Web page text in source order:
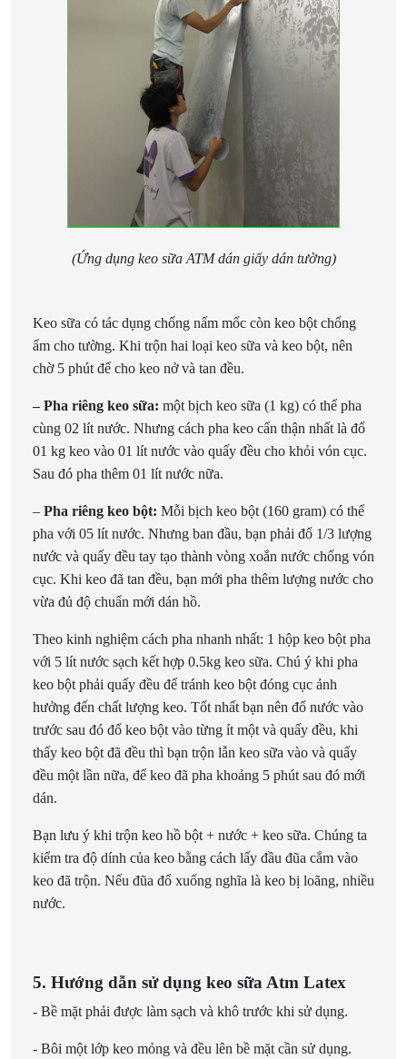
(Ứng dụng keo sữa ATM dán giấy dán tường)
Keo sữa có tác dụng chống nấm mốc còn keo bột chống
ẩm cho tường. Khi trộn hai loại keo sữa và keo bột, nên
chờ 5 phút để cho keo nở và tan đều.
– Pha riêng keo sữa: một bịch keo sữa (1 kg) có thể pha
cùng 02 lít nước. Nhưng cách pha keo cẩn thận nhất là đổ
01 kg keo vào 01 lít nước vào quấy đều cho khỏi vón cục.
Sau đó pha thêm 01 lít nước nữa.
– Pha riêng keo bột: Mỗi bịch keo bột (160 gram) có thể
pha với 05 lít nước. Nhưng ban đầu, bạn phải đổ 1/3 lượng
nước và quấy đều tay tạo thành vòng xoắn nước chống vón
cục. Khi keo đã tan đều, bạn mới pha thêm lượng nước cho
vừa đủ độ chuẩn mới dán hồ.
Theo kinh nghiệm cách pha nhanh nhất: 1 hộp keo bột pha
với 5 lít nước sạch kết hợp 0.5kg keo sữa. Chú ý khi pha
keo bột phải quấy đều để tránh keo bột đóng cục ảnh
hưởng đến chất lượng keo. Tốt nhất bạn nên đổ nước vào
trước sau đó đổ keo bột vào từng ít một và quấy đều, khi
thấy keo bột đã đều thì bạn trộn lẫn keo sữa vào và quấy
đều một lần nữa, để keo đã pha khoảng 5 phút sau đó mới
dán.
Bạn lưu ý khi trộn keo hồ bột + nước + keo sữa. Chúng ta
kiểm tra độ dính của keo bằng cách lấy đầu đũa cắm vào
keo đã trộn. Nếu đũa đổ xuống nghĩa là keo bị loãng, nhiều
nước.
5. Hướng dẫn sử dụng keo sữa Atm Latex
- Bề mặt phải được làm sạch và khô trước khi sử dụng.
- Bôi một lớp keo mỏng và đều lên bề mặt cần sử dụng.